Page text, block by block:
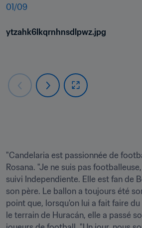
01 /09
ytzahk6lkqrnhnsdlpwz.jpg
"Candelaria est passionnée de
Rosana. "Je ne suis pas
suivi Independiente. Elle est fan de
son père. Le ballon a toujours été
point que, lorsqu'on lui a fait faire
le terrain de Huracán, elle a passé